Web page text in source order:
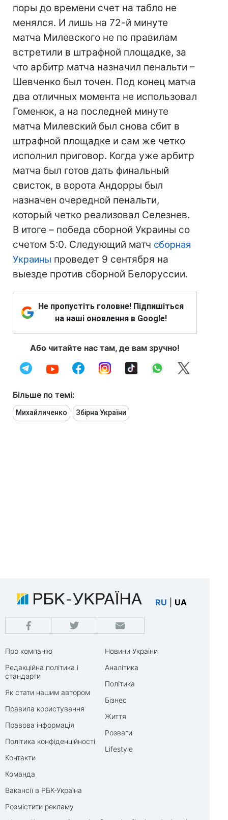
поры до времени счет на табло не
менялся. И лишь на 72-й минуте
матча Милевского не по правилам
встретили в штрафной площадке, за
что арбитр матча назначил пенальти –
Шевченко был точен. Под конец матча
два отличных момента не использовал
Гоменюк, а на последней минуте
матча Милевский был снова сбит в
штрафной площадке и сам же четко
исполнил приговор. Когда уже арбитр
матча был готов дать финальный
свисток, в ворота Андорры был
назначен очередной пенальти,
который четко реализовал Селезнев.
В итоге – победа сборной Украины со
счетом 5:0. Следующий матч сборная
Украины проведет 9 сентября на
выезде против сборной Белоруссии.
Не пропустіть головне! Підпишіться
на наші оновлення в Google!
Або читайте нас там, де вам зручно!
Більше по темі:
Михайличенко Збірна України
RU UA
Про компанію
Редакційна політика і
стандарти
Як стати нашим автором
Правила користування
Правова інформація
Політика конфіденційності
Контакти
Команда
Вакансії в РБК-Україна
Розмістити рекламу
Новини України
Аналітика
Політика
Бізнес
Життя
Розваги
Lifestyle